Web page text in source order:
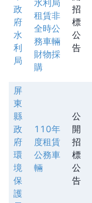
政
府
水
利
局
水利局
租賃非
全時公
務車輛
財物採
購
招
標
公
告
屏
東
縣
政
府
環
境
保
護
110年
度租賃
公務車
輛
公
開
招
標
公
告